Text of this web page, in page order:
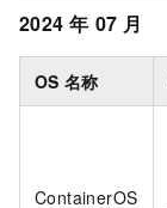
2024 年 07 月
OS 名称
ContainerOS